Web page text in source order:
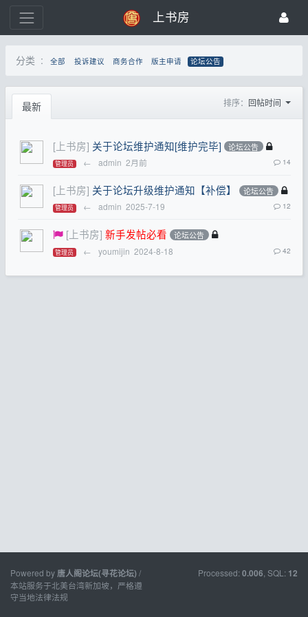
上书房
分类 : 全部 投诉建议 商务合作 版主申请 论坛公告
最新 排序： 回帖时间
[上书房] 关于论坛维护通知[维护完毕] 论坛公告
管理员 ← admin 2月前 14
[上书房] 关于论坛升级维护通知【补偿】 论坛公告
管理员 ← admin 2025-7-19 12
[上书房] 新手发帖必看 论坛公告
管理员 ← youmijin 2024-8-18 42
Powered by 唐人阁论坛(寻花论坛)/
本站服务于北美台湾新加坡，严格遵
守当地法律法规
Processed: 0.006 , SQL: 12